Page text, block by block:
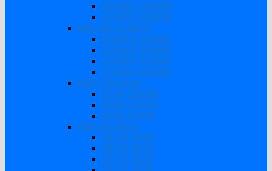
SUMRY 3800W
SUMRY 6200W
Biến tần ZUMAX
ZUMAX 3000W
ZUMAX 5500W
ZUMAX 6200W
ZUMAX 6600W
Biến Tần Bơm
BƠM 5500W
BƠM 7500W
BƠM 15KW
Biến tần Deye
DEYE 3KW
DEYE 5KW
DEYE 6KW